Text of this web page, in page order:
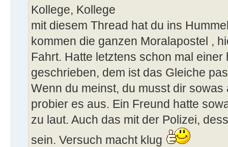
Kollege, Kollege
mit diesem Thread hat du ins
kommen die ganzen Moralapostel ,
Fahrt. Hatte letztens schon mal
geschrieben, dem ist das Gleiche
Wenn du meinst, du musst dir
probier es aus. Ein Freund hatte
zu laut. Auch das mit der Polizei,
sein. Versuch macht klug